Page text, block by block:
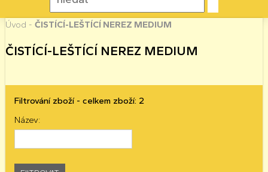
Úvod - ČISTÍCÍ-LEŠTÍCÍ NEREZ MEDIUM
ČISTÍCÍ-LEŠTÍCÍ NEREZ MEDIUM
Filtrování zboží - celkem zboží: 2
Název: